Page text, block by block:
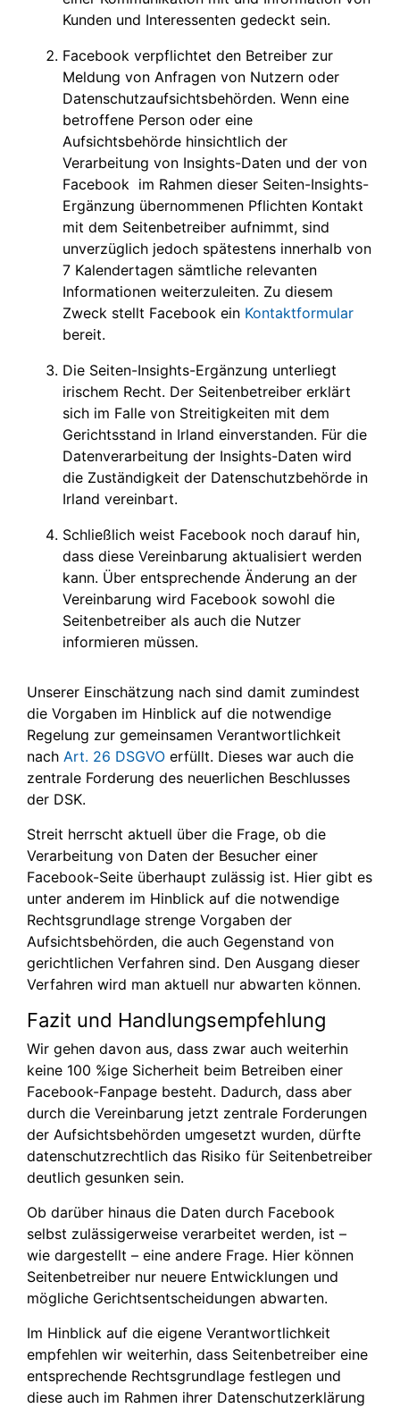
Kunden und Interessenten gedeckt sein.
Facebook verpflichtet den Betreiber zur
Meldung von Anfragen von Nutzern oder
Datenschutzaufsichtsbehörden. Wenn eine
betroffene Person oder eine
Aufsichtsbehörde hinsichtlich der
Verarbeitung von Insights-Daten und der von
Facebook im Rahmen dieser Seiten-Insights-
Ergänzung übernommenen Pflichten Kontakt
mit dem Seitenbetreiber aufnimmt, sind
unverzüglich jedoch spätestens innerhalb von
7 Kalendertagen sämtliche relevanten
Informationen weiterzuleiten. Zu diesem
Zweck stellt Facebook ein Kontaktformular
bereit.
Die Seiten-Insights-Ergänzung unterliegt
irischem Recht. Der Seitenbetreiber erklärt
sich im Falle von Streitigkeiten mit dem
Gerichtsstand in Irland einverstanden. Für die
Datenverarbeitung der Insights-Daten wird
die Zuständigkeit der Datenschutzbehörde in
Irland vereinbart.
Schließlich weist Facebook noch darauf hin,
dass diese Vereinbarung aktualisiert werden
kann. Über entsprechende Änderung an der
Vereinbarung wird Facebook sowohl die
Seitenbetreiber als auch die Nutzer
informieren müssen.
Unserer Einschätzung nach sind damit zumindest
die Vorgaben im Hinblick auf die notwendige
Regelung zur gemeinsamen Verantwortlichkeit
nach Art. 26 DSGVO erfüllt. Dieses war auch die
zentrale Forderung des neuerlichen Beschlusses
der DSK.
Streit herrscht aktuell über die Frage, ob die
Verarbeitung von Daten der Besucher einer
Facebook-Seite überhaupt zulässig ist. Hier gibt es
unter anderem im Hinblick auf die notwendige
Rechtsgrundlage strenge Vorgaben der
Aufsichtsbehörden, die auch Gegenstand von
gerichtlichen Verfahren sind. Den Ausgang dieser
Verfahren wird man aktuell nur abwarten können.
Fazit und Handlungsempfehlung
Wir gehen davon aus, dass zwar auch weiterhin
keine 100 %ige Sicherheit beim Betreiben einer
Facebook-Fanpage besteht. Dadurch, dass aber
durch die Vereinbarung jetzt zentrale Forderungen
der Aufsichtsbehörden umgesetzt wurden, dürfte
datenschutzrechtlich das Risiko für Seitenbetreiber
deutlich gesunken sein.
Ob darüber hinaus die Daten durch Facebook
selbst zulässigerweise verarbeitet werden, ist –
wie dargestellt – eine andere Frage. Hier können
Seitenbetreiber nur neuere Entwicklungen und
mögliche Gerichtsentscheidungen abwarten.
Im Hinblick auf die eigene Verantwortlichkeit
empfehlen wir weiterhin, dass Seitenbetreiber eine
entsprechende Rechtsgrundlage festlegen und
diese auch im Rahmen ihrer Datenschutzerklärung